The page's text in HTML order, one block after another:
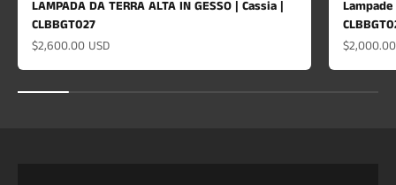
LAMPADA DA TERRA ALTA IN GESSO | Cassia |
CLBBGT027
Prezzo scontato
$2,600.00 USD
Prezzo